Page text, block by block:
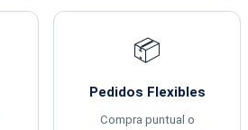
📦
Pedidos Flexibles
Compra puntual o